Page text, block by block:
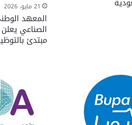
21 مايو، 2026
المعهد
الصناعي
مبتدئ بالتوظيف